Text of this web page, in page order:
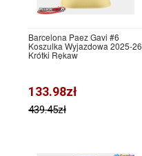
Barcelona Paez Gavi #6
Koszulka Wyjazdowa 2025-26
Krótki Rękaw
133.98zł
439.45zł